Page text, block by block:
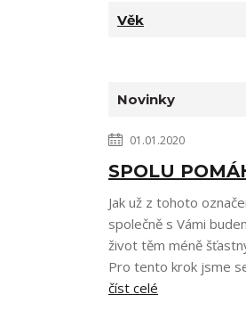
Věk
Novinky
01.01.2020
SPOLU
Jak už z tohoto
společně s Vámi
život těm méně
Pro tento krok jsme
číst celé